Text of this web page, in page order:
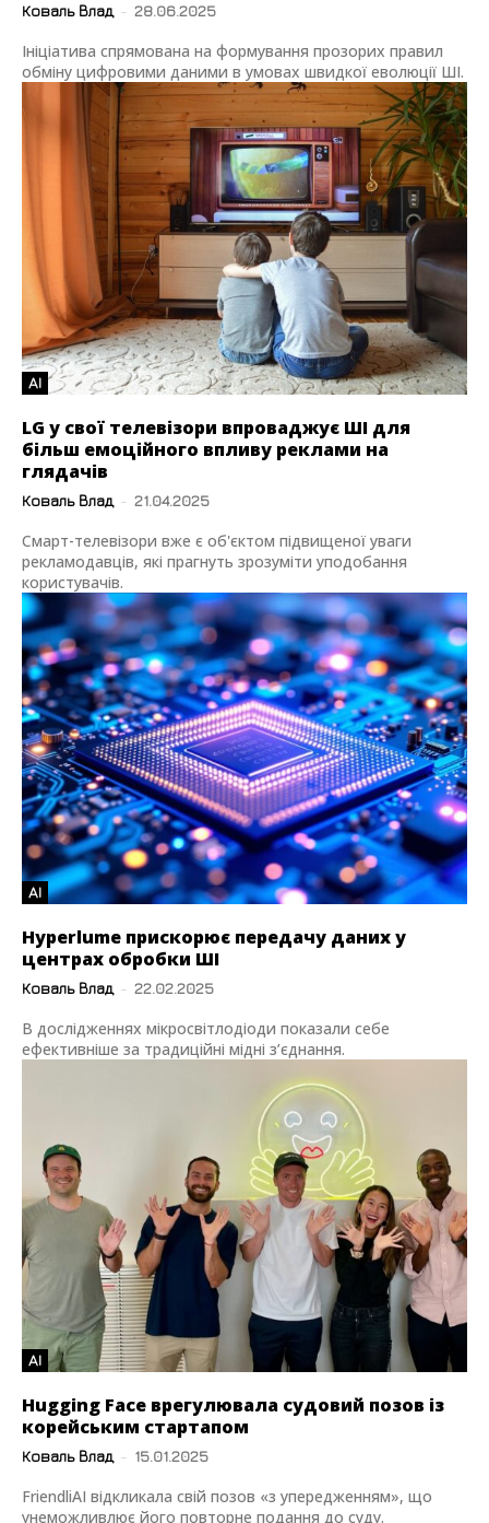
Коваль Влад - 28.06.2025
Ініціатива спрямована на формування прозорих правил
обміну цифровими даними в умовах швидкої еволюції ШІ.
AI
LG у свої телевізори впроваджує ШІ для
більш емоційного впливу реклами на
глядачів
Коваль Влад - 21.04.2025
Смарт-телевізори вже є об'єктом підвищеної уваги
рекламодавців, які прагнуть зрозуміти уподобання
користувачів.
AI
Hyperlume прискорює передачу даних у
центрах обробки ШІ
Коваль Влад - 22.02.2025
В дослідженнях мікросвітлодіоди показали себе
ефективніше за традиційні мідні з’єднання.
AI
Hugging Face врегулювала судовий позов із
корейським стартапом
Коваль Влад - 15.01.2025
FriendliAI відкликала свій позов «з упередженням», що
унеможливлює його повторне подання до суду.